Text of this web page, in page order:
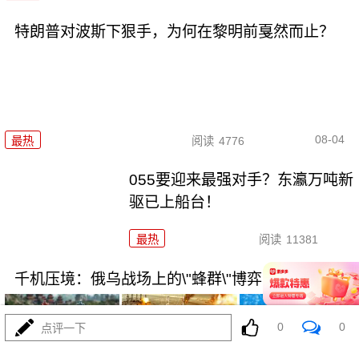
特朗普对波斯下狠手，为何在黎明前戛然而止？
最热 阅读 4776 08-04
055要迎来最强对手？东瀛万吨新
驱已上船台！
最热 阅读 11381
千机压境：俄乌战场上的\"蜂群\"博弈与东大启示
点评一下 0 0